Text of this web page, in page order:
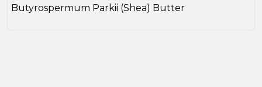
Butyrospermum Parkii (Shea) Butter